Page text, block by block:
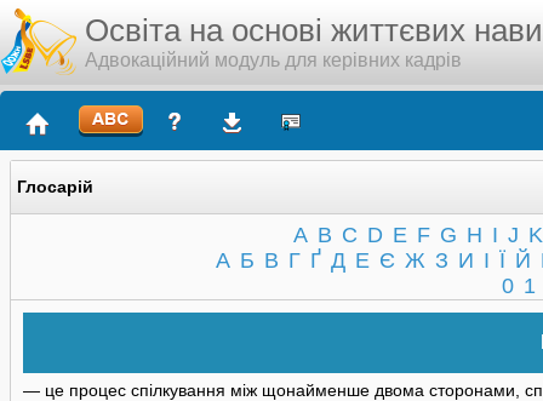
Освіта на основі життєвих
Адвокаційний модуль для керівних кадрів
Глосарій
A B C D E F G H I J K
А Б В Г Ґ Д Е Є Ж З И І Ї Й
0 1
— це процес спілкування між щонайменше двома сторонами,